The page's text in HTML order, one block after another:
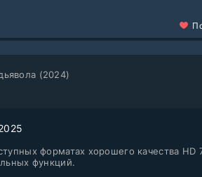
(2024)
форматах хорошего качества
функций.